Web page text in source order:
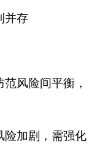
并存
风险间平衡，
险加剧，需强化